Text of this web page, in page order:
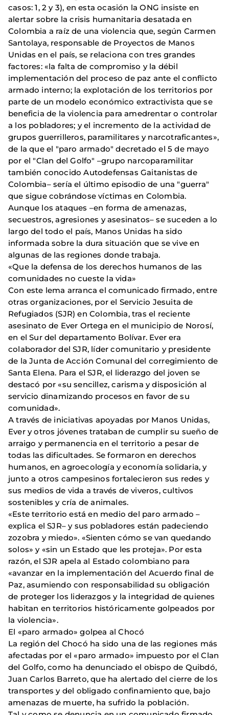
casos: 1, 2 y 3), en esta ocasión la ONG insiste en
alertar sobre la crisis humanitaria desatada en
Colombia a raíz de una violencia que, según Carmen
Santolaya, responsable de Proyectos de Manos
Unidas en el país, se relaciona con tres grandes
factores: «la falta de compromiso y la débil
implementación del proceso de paz ante el conflicto
armado interno; la explotación de los territorios por
parte de un modelo económico extractivista que se
beneficia de la violencia para amedrentar o controlar
a los pobladores; y el incremento de la actividad de
grupos guerrilleros, paramilitares y narcotraficantes»,
de la que el "paro armado" decretado el 5 de mayo
por el "Clan del Golfo" –grupo narcoparamilitar
también conocido Autodefensas Gaitanistas de
Colombia– sería el último episodio de una "guerra"
que sigue cobrándose víctimas en Colombia.
Aunque los ataques –en forma de amenazas,
secuestros, agresiones y asesinatos– se suceden a lo
largo del todo el país, Manos Unidas ha sido
informada sobre la dura situación que se vive en
algunas de las regiones donde trabaja.
«Que la defensa de los derechos humanos de las
comunidades no cueste la vida»
Con este lema arranca el comunicado firmado, entre
otras organizaciones, por el Servicio Jesuita de
Refugiados (SJR) en Colombia, tras el reciente
asesinato de Ever Ortega en el municipio de Norosí,
en el Sur del departamento Bolívar. Ever era
colaborador del SJR, líder comunitario y presidente
de la Junta de Acción Comunal del corregimiento de
Santa Elena. Para el SJR, el liderazgo del joven se
destacó por «su sencillez, carisma y disposición al
servicio dinamizando procesos en favor de su
comunidad».
A través de iniciativas apoyadas por Manos Unidas,
Ever y otros jóvenes trataban de cumplir su sueño de
arraigo y permanencia en el territorio a pesar de
todas las dificultades. Se formaron en derechos
humanos, en agroecología y economía solidaria, y
junto a otros campesinos fortalecieron sus redes y
sus medios de vida a través de viveros, cultivos
sostenibles y cría de animales.
«Este territorio está en medio del paro armado –
explica el SJR– y sus pobladores están padeciendo
zozobra y miedo». «Sienten cómo se van quedando
solos» y «sin un Estado que les proteja». Por esta
razón, el SJR apela al Estado colombiano para
«avanzar en la implementación del Acuerdo final de
Paz, asumiendo con responsabilidad su obligación
de proteger los liderazgos y la integridad de quienes
habitan en territorios históricamente golpeados por
la violencia».
El «paro armado» golpea al Chocó
La región del Chocó ha sido una de las regiones más
afectadas por el «paro armado» impuesto por el Clan
del Golfo, como ha denunciado el obispo de Quibdó,
Juan Carlos Barreto, que ha alertado del cierre de los
transportes y del obligado confinamiento que, bajo
amenazas de muerte, ha sufrido la población.